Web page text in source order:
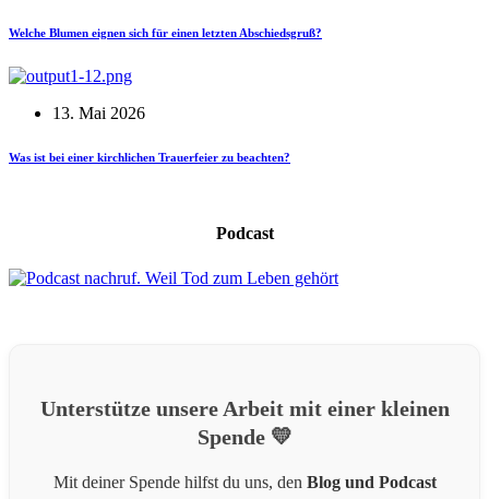
Welche Blumen eignen sich für einen letzten Abschiedsgruß?
13. Mai 2026
Was ist bei einer kirchlichen Trauerfeier zu beachten?
Podcast
Unterstütze unsere Arbeit mit einer kleinen
Spende 💛
Mit deiner Spende hilfst du uns, den Blog und Podcast